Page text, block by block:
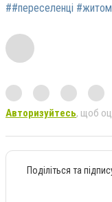
##переселенці
Авторизуйтесь, щоб
Поділіться та